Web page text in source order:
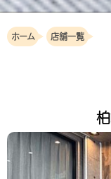
ホーム 店舗一覧